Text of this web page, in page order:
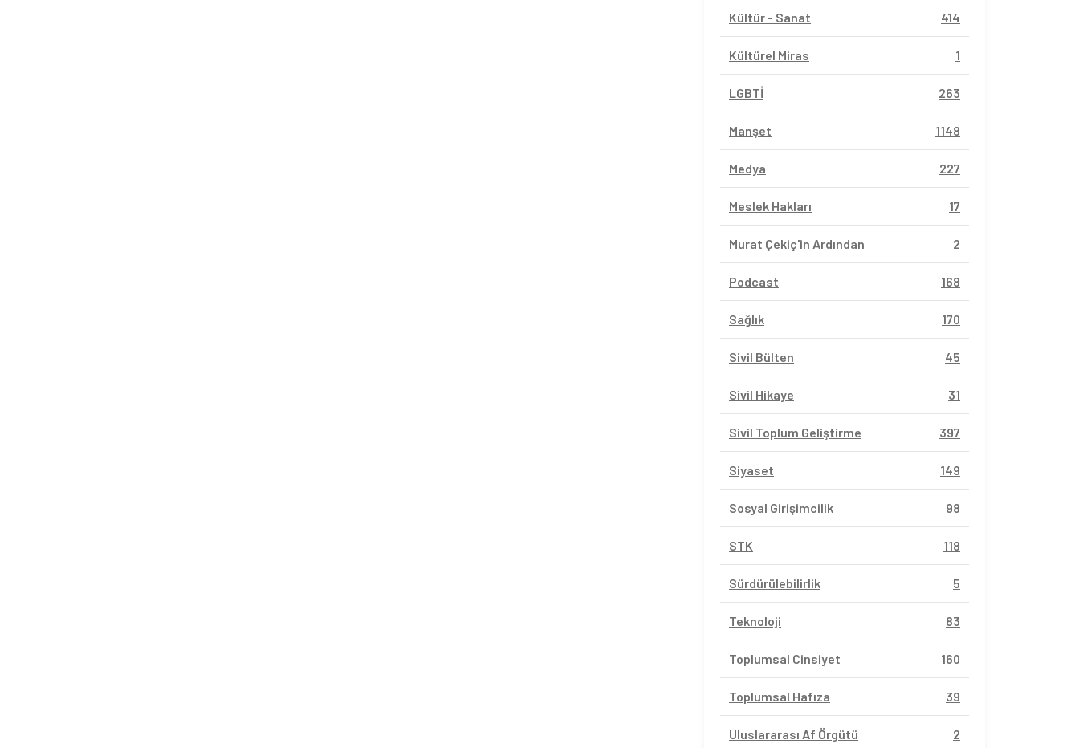
Kültür - Sanat 414
Kültürel Miras 1
LGBTİ 263
Manşet 1148
Medya 227
Meslek Hakları 17
Murat Çekiç'in Ardından 2
Podcast 168
Sağlık 170
Sivil Bülten 45
Sivil Hikaye 31
Sivil Toplum Geliştirme 397
Siyaset 149
Sosyal Girişimcilik 98
STK 118
Sürdürülebilirlik 5
Teknoloji 83
Toplumsal Cinsiyet 160
Toplumsal Hafıza 39
Uluslararası Af Örgütü 2